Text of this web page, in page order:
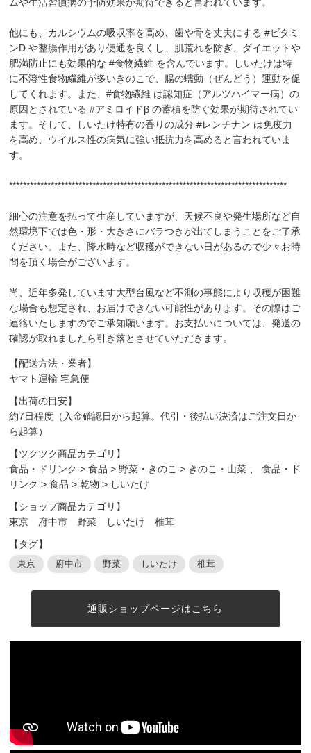
他にも、カルシウムの吸収率を高め、歯や骨を丈夫にする #ビタミ
ンD や整腸作用があり便通を良くし、肌荒れを防ぎ、ダイエットや
肥満防止にも効果的な #食物繊維 を含んでいます。しいたけは特
に不溶性食物繊維が多いきのこで、腸の蠕動（ぜんどう）運動を促
してくれます。また、#食物繊維 は認知症（アルツハイマー病）の
原因とされている #アミロイドβ の蓄積を防ぐ効果が期待されてい
ます。そして、しいたけ特有の香りの成分 #レンチナン は免疫力
を高め、ウイルス性の病気に強い抵抗力を高めると言われていま
す。
********************************************************************************
細心の注意を払って生産していますが、天候不良や発生場所など自
然環境下では色・形・大きさにバラつきが出てしまうことをご了承
ください。また、降水時など収穫ができない日があるので少々お時
間を頂く場合がございます。
尚、近年多発しています大型台風など不測の事態により収穫が困難
な場合も想定され、お届けできない可能性があります。その際はご
連絡いたしますのでご承知願います。お支払いについては、発送の
確認が取れましたら引き落とさせていただきます。
【配送方法・業者】
ヤマト運輸 宅急便
【出荷の目安】
約7日程度（入金確認日から起算。代引・後払い決済はご注文日か
ら起算）
【ツクツク商品カテゴリ】
食品・ドリンク >食品 > 野菜・きのこ > きのこ・山菜 、食品・ド
リンク >食品 >乾物 > しいたけ
【ショップ商品カテゴリ】
東京 府中市 野菜 しいたけ 椎茸
【タグ】
東京 府中市 野菜 しいたけ 椎茸
通販ショップページはこちら